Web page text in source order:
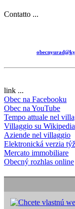
Contatto ...
link ...
Obec na Facebooku
Obec na YouTube
Tempo attuale nel
Villaggio su Wikipedia
Aziende nel villaggio
Elektronická verzia
Mercato immobiliare
Obecný rozhlas online